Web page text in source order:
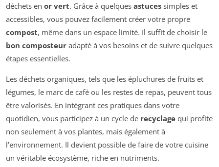
déchets en or vert. Grâce à quelques astuces simples et
accessibles, vous pouvez facilement créer votre propre
compost, même dans un espace limité. Il suffit de choisir le
bon composteur adapté à vos besoins et de suivre quelques
étapes essentielles.
Les déchets organiques, tels que les épluchures de fruits et
légumes, le marc de café ou les restes de repas, peuvent tous
être valorisés. En intégrant ces pratiques dans votre
quotidien, vous participez à un cycle de recyclage qui profite
non seulement à vos plantes, mais également à
l’environnement. Il devient possible de faire de votre cuisine
un véritable écosystème, riche en nutriments.